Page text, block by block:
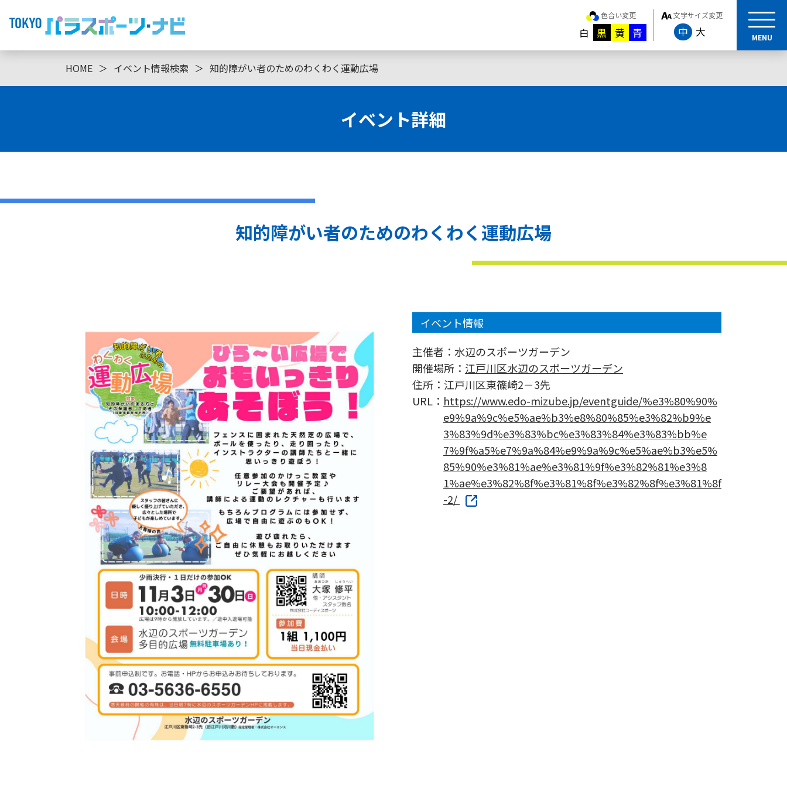
色合い変更
白 黒 黄 青
文字サイズ変更
中 大 MENU
HOME ＞ イベント情報検索 ＞ 知的障がい者のためのわくわく運動広場
イベント詳細
知的障がい者のためのわくわく運動広場
イベント情報
主催者： 水辺のスポーツガーデン
開催場所： 江戸川区水辺のスポーツガーデン
住所： 江戸川区東篠崎2－3先
URL： https://www.edo-mizube.jp/eventguide/%e3%80%90%
e9%9a%9c%e5%ae%b3%e8%80%85%e3%82%b9%e
3%83%9d%e3%83%bc%e3%83%84%e3%83%bb%e
7%9f%a5%e7%9a%84%e9%9a%9c%e5%ae%b3%e5%
85%90%e3%81%ae%e3%81%9f%e3%82%81%e3%8
1%ae%e3%82%8f%e3%81%8f%e3%82%8f%e3%81%8f
-2/